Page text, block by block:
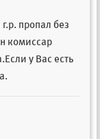
пропал без
комиссар
у Вас есть